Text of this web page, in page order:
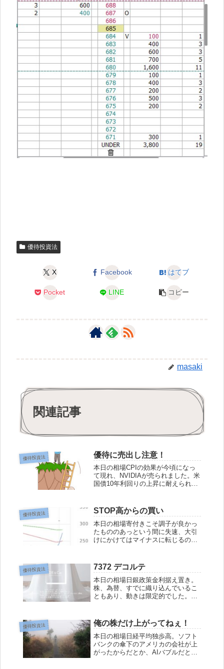
優待投資法
X Facebook はてブ
Pocket LINE コピー
masaki
関連記事
優待投資法 優待に売出し注意！
本日の相場CPIの効果が今頃になっ
て現れ、NVIDIAが売られました。米
国債10年利回りの上昇に耐えられな
トして、われら個人投資家にとって
ハッピーな一日になったのではない
でしょ...
優待投資法 STOP高からの買い
本日の相場寄付きこそ調子が良かっ
たもののあっという間に失速、大引
けにかけてはマイナスに転じるので
ましたが、TOPIXは、マイナスに沈
みました。優待・四季報銘柄は、高
安まちまちの...
優待投資法 7372 デコルテ
本日の相場日銀政策金利据え置き。
株、為替、すでに織り込んでいるこ
ともあり、動きは限定的でした。あ
問わなければなりません。優待・バ
リューにも買いが入り、比較的平和
な週末だったと思い...
優待投資法 俺の株だけ上がってねぇ！
本日の相場日経平均独歩高。ソフト
バンクの傘下のアメリカの会社が上
がったからだとか、AIバブルだと